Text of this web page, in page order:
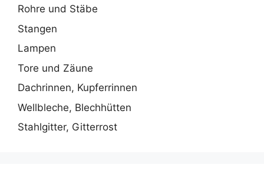
Rohre und Stäbe
Stangen
Lampen
Tore und Zäune
Dachrinnen, Kupferrinnen
Wellbleche, Blechhütten
Stahlgitter, Gitterrost